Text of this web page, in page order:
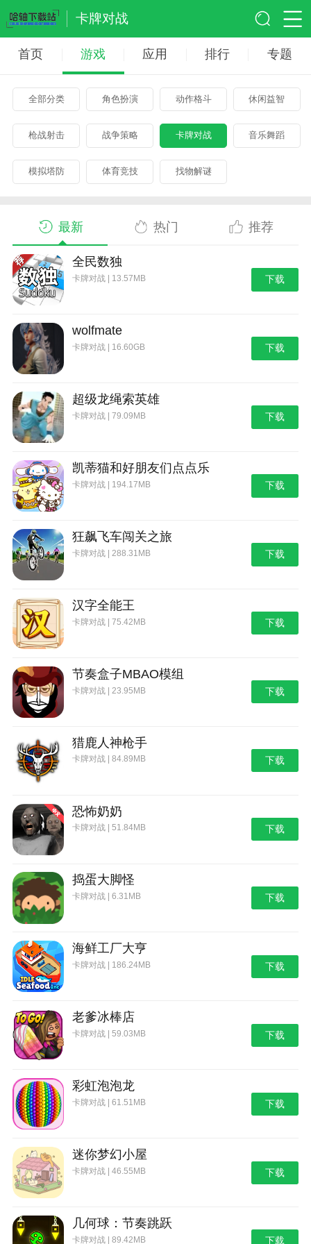
卡牌对战
首页 游戏 应用 排行 专题
全部分类 角色扮演 动作格斗 休闲益智
枪战射击 战争策略 卡牌对战 音乐舞蹈
模拟塔防 体育竞技 找物解谜
最新 热门 推荐
全民数独
卡牌对战 | 13.57MB 下载
wolfmate
卡牌对战 | 16.60GB 下载
超级龙绳索英雄
卡牌对战 | 79.09MB 下载
凯蒂猫和好朋友们点点乐
卡牌对战 | 194.17MB 下载
狂飙飞车闯关之旅
卡牌对战 | 288.31MB 下载
汉字全能王
卡牌对战 | 75.42MB 下载
节奏盒子MBAO模组
卡牌对战 | 23.95MB 下载
猎鹿人神枪手
卡牌对战 | 84.89MB 下载
恐怖奶奶
卡牌对战 | 51.84MB 下载
捣蛋大脚怪
卡牌对战 | 6.31MB 下载
海鲜工厂大亨
卡牌对战 | 186.24MB 下载
老爹冰棒店
卡牌对战 | 59.03MB 下载
彩虹泡泡龙
卡牌对战 | 61.51MB 下载
迷你梦幻小屋
卡牌对战 | 46.55MB 下载
几何球：节奏跳跃
卡牌对战 | 89.42MB 下载